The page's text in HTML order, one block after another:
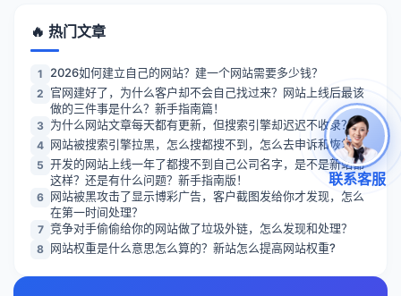
🔥 热门文章
1 2026如何建立自己的网站？建一个网站需要多少钱？
2 官网建好了，为什么客户却不会自己找过来？网站上线后最该
做的三件事是什么？新手指南篇！
3 为什么网站文章每天都有更新，但搜索引擎却迟迟不收录？
4 网站被搜索引擎拉黑，怎么搜都搜不到，怎么去申诉和恢复？
5 开发的网站上线一年了都搜不到自己公司名字，是不是新站都
这样？还是有什么问题？新手指南版！
6 网站被黑攻击了显示博彩广告，客户截图发给你才发现，怎么
在第一时间处理？
7 竞争对手偷偷给你的网站做了垃圾外链，怎么发现和处理？
8 网站权重是什么意思怎么算的？新站怎么提高网站权重?
联系客服